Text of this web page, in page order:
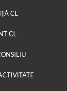
CL
CL